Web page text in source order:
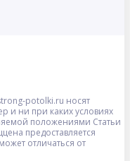
potolki.ru носят
и ни при каких условиях
положениями Статьи
предоставляется
отличаться от